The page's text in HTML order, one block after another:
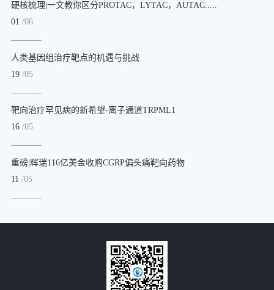
硬核梳理|一文教你区分PROTAC，LYTAC，AUTAC.....
01 /06
人类基因组治疗靶点的机遇与挑战
19 /05
靶向治疗罕见病的新希望-离子通道TRPML1
16 /05
重磅|辉瑞116亿美金收购CGRP偏头痛靶向药物
11 /05